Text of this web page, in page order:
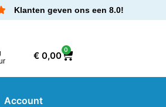
Klanten geven ons een 8.0!
€0,00
0
Account